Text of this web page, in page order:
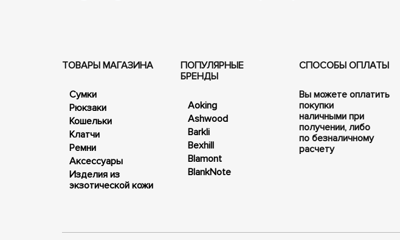
ТОВАРЫ МАГАЗИНА
Сумки
Рюкзаки
Кошельки
Клатчи
Ремни
Аксессуары
Изделия из
экзотической кожи
ПОПУЛЯРНЫЕ
БРЕНДЫ
Aoking
Ashwood
Barkli
Bexhill
Blamont
BlankNote
СПОСОБЫ ОПЛАТЫ
Вы можете оплатить
покупки
наличными при
получении, либо
по безналичному
расчету